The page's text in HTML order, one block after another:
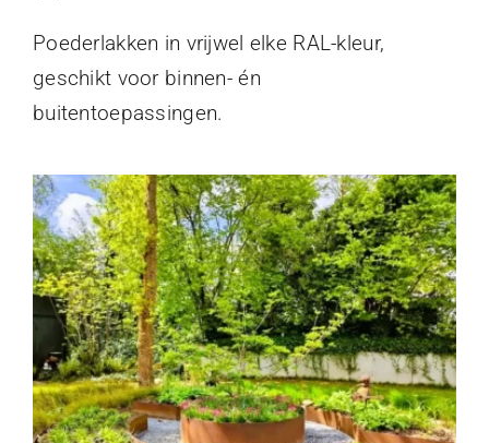
Poederlakken in vrijwel elke RAL-kleur,
geschikt voor binnen- én
buitentoepassingen.